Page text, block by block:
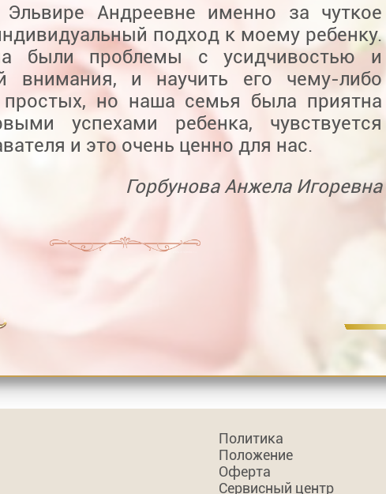
Эльвире Андреевне именно за чуткое
подход к моему ребенку.
были проблемы с усидчивостью и
внимания, и научить его чему-либо
но наша семья была приятна
успехами ребенка, чувствуется
и это очень ценно для нас.
Горбунова Анжела Игоревна
Политика
Положение
Оферта
Сервисный центр